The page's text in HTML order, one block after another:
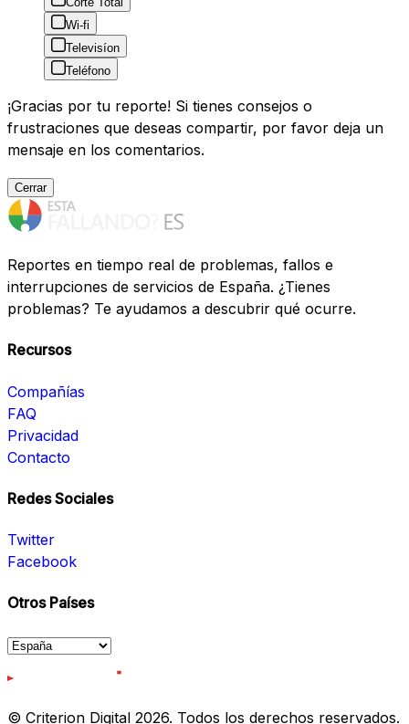
Wi-fi
Televisíon
Teléfono
¡Gracias por tu reporte! Si tienes consejos o
frustraciones que deseas compartir, por favor deja un
mensaje en los comentarios.
Cerrar
Reportes en tiempo real de problemas, fallos e
interrupciones de servicios de España. ¿Tienes
problemas? Te ayudamos a descubrir qué ocurre.
Recursos
Compañías
FAQ
Privacidad
Contacto
Redes Sociales
Twitter
Facebook
Otros Países
© Criterion Digital 2026. Todos los derechos reservados.